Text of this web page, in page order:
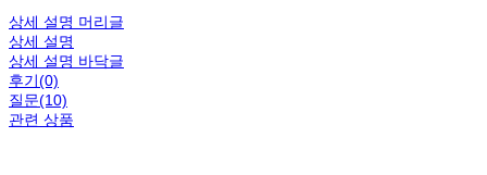
상세 설명 머리글
상세 설명
상세 설명 바닥글
후기(0)
질문(10)
관련 상품